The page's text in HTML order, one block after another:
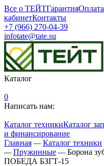
Все о ТЕЙТГарантияОплата
кабинетКонтакты
+7 (966) 270-04-39
infotate@tate.su
Каталог
0
Написать нам:
Каталог техникиКаталог
и финансирование
Главная — Каталог техники
— Пружинные — Борона
ПОБЕДА БЗГТ-15